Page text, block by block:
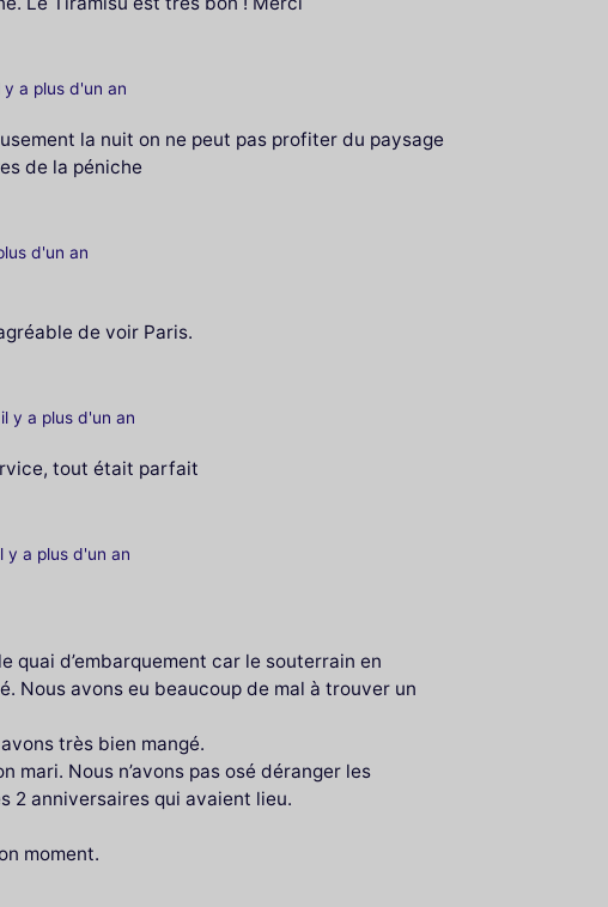
y a plus d'un an
la nuit on ne peut pas profiter du paysage
de la péniche
d'un an
de voir Paris.
y a plus d'un an
tout était parfait
y a plus d'un an
quai d’embarquement car le souterrain en
Nous avons eu beaucoup de mal à trouver un
très bien mangé.
mari. Nous n’avons pas osé déranger les
2 anniversaires qui avaient lieu.
moment.